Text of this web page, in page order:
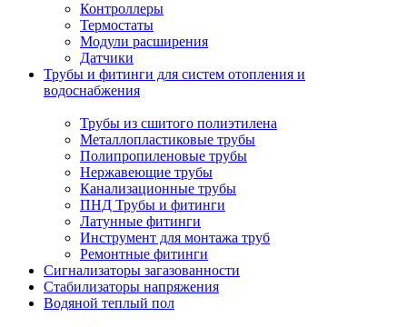
Контроллеры
Термостаты
Модули расширения
Датчики
Трубы и фитинги для систем отопления и
водоснабжения
Трубы из сшитого полиэтилена
Металлопластиковые трубы
Полипропиленовые трубы
Нержавеющие трубы
Канализационные трубы
ПНД Трубы и фитинги
Латунные фитинги
Инструмент для монтажа труб
Ремонтные фитинги
Сигнализаторы загазованности
Стабилизаторы напряжения
Водяной теплый пол